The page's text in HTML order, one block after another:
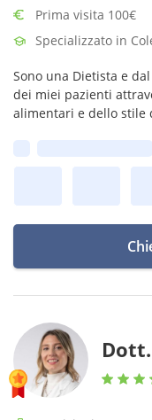
Prima visita 100€
Specializzato in
Sono una Dietista e
dei miei pazienti
alimentari e dello stile